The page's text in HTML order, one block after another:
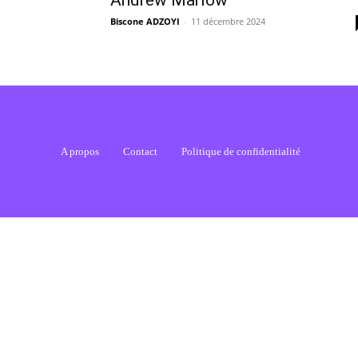
Biscone ADZOYI - 11 décembre 2024
A propos Contact Politique de confidentialité